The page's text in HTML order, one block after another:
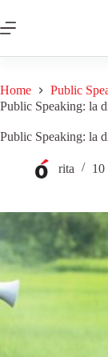
Home
Public
Public Speaking: la
Public Speaking: la
rita 10